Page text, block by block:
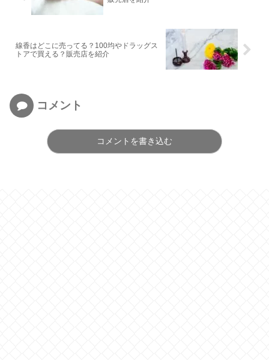
線香はどこに売ってる？100均やドラッグス
トアで買える？販売店を紹介
コメント
コメントを書き込む